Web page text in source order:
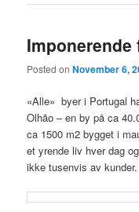
Posted onNovember 6,
«Alle» byer i Portugal
Olhão – en by på ca
ca 1500 m2 bygget i
et yrende liv hver dag
ikke tusenvis av kunder.